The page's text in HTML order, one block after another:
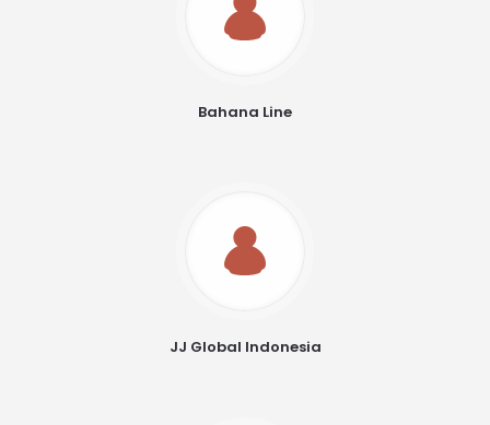
Bahana Line
JJ Global Indonesia